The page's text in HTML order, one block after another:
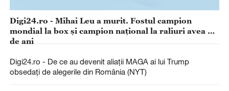
Digi24.ro - Mihai Leu a murit. Fostul campion
mondial la box şi campion național la raliuri avea 56
de ani
Digi24.ro - De ce au devenit aliații MAGA ai lui Trump
obsedați de alegerile din România (NYT)